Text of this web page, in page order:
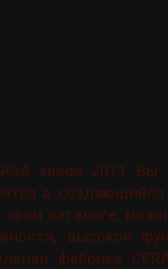
suede 2011 Вы
в
каталоге,
высокой
фабрика